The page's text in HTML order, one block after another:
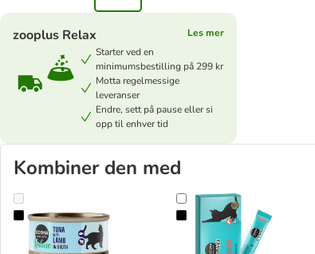
zooplus Relax
Les mer
Starter ved en
minimumsbestilling på 299 kr
Motta regelmessige
leveranser
Endre, sett på pause eller si
opp til enhver tid
Kombiner den med
Cosma Nature 6 x 70 g Cosma Jelly Snack 8 x 14 g